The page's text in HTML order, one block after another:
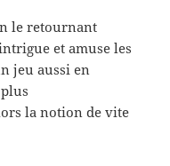
le retournant
et amuse les
jeu aussi en
la notion de vite